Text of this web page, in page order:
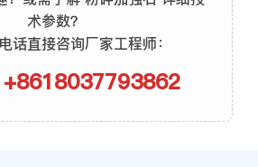
术参数？
话直接咨询厂家工程师：
+8618037793862